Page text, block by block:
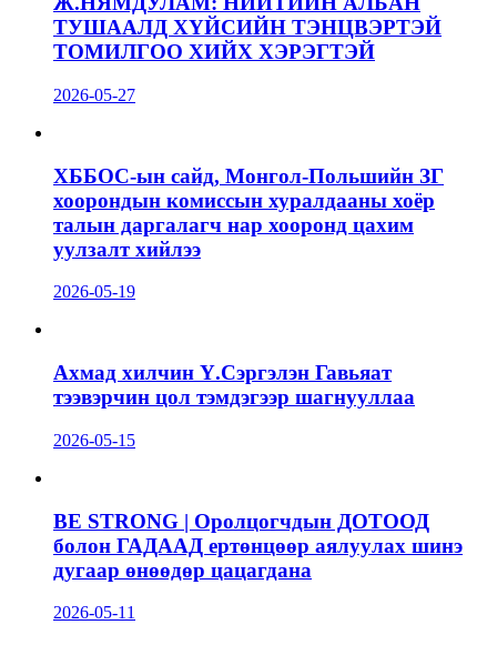
ТУШААЛД ХҮЙСИЙН ТЭНЦВЭРТЭЙ
ТОМИЛГОО ХИЙХ ХЭРЭГТЭЙ
2026-05-27
ХББОС-ын сайд, Монгол-Польшийн ЗГ
хоорондын комиссын хуралдааны хоёр
талын даргалагч нар хооронд цахим
уулзалт хийлээ
2026-05-19
Ахмад хилчин Ү.Сэргэлэн Гавьяат
тээвэрчин цол тэмдэгээр шагнууллаа
2026-05-15
BE STRONG | Оролцогчдын ДОТООД
болон ГАДААД ертөнцөөр аялуулах шинэ
дугаар өнөөдөр цацагдана
2026-05-11